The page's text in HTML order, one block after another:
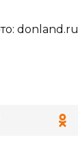
donland.ru